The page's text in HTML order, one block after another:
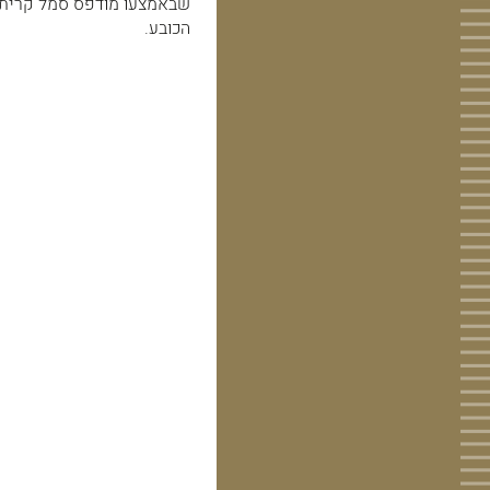
הכובע.